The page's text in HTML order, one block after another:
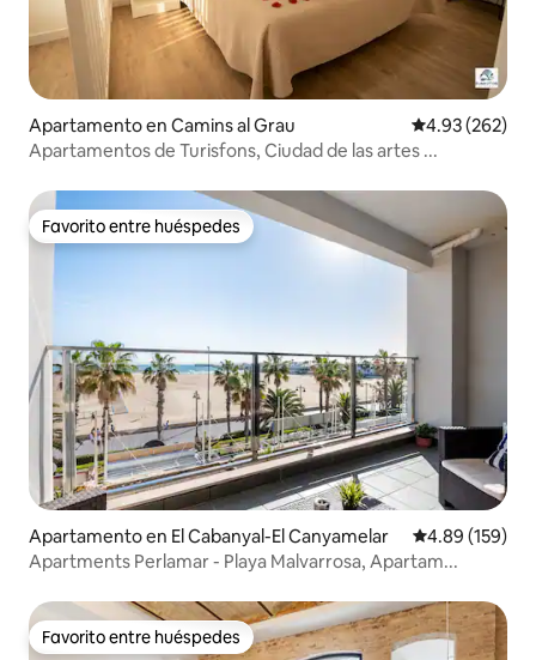
Apartamento en Camins al Grau Calificación
4.93 (262)
Apartamentos de Turisfons, Ciudad de las artes ...
Favorito entre huéspedes
Favorito entre huéspedes
Apartamento en El Cabanyal-El Canyamelar Calificación
4.89 (159)
Apartments Perlamar - Playa Malvarrosa, Apartam...
Favorito entre huéspedes
Favorito entre huéspedes